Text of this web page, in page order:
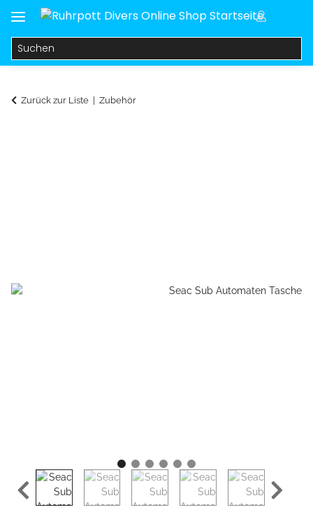
Zurück zur Liste Zubehör